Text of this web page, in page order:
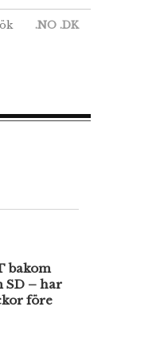
.NO .DK
bakom
SD – har
före